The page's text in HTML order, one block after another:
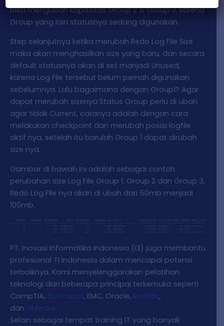
bisa mengubah kapasitas Group 2 & Group 3, karena
Group yang lain statusnya sedang digunakan.
Step selanjutnya ketika merubah Redo Log File Size
maka akan menghasilkan size yang baru, dan secara
default statusnya akan di set manjadi Unused,
karena Log File tersebut belum pernah digunakan
sebelumnya. Lalu bagaimana dengan Group1? Agar
dapat merubah sizenya Status Group perlu di ubah
agar tidak Current, caranya adalah dengan cara
melakukan checkpoint dan merubah posisi logfile
aktif nya, setelah itu barulah Group 1 dapat dirubah
size nya.
Gambar di bawah ini adalah sebagai contoh
perubahan size Log File Group 1, Group 2 dan Group 3,
Redo Log File nya akan di ubah dari 50mb menjadi
100mb.
PT. Inovasi Informatika Indonesia (i3) juga membantu
profesional TI Indonesia dalam mencapai potensi
terbaiknya. Kami menyelenggarakan pelatihan
teknologi dari beberapa principal terkemuka seperti
CompTIA, ECCouncil, EMC, Oracle, RedHat,
dan VMware.
Selain sebagai tempat training IT yang banyak